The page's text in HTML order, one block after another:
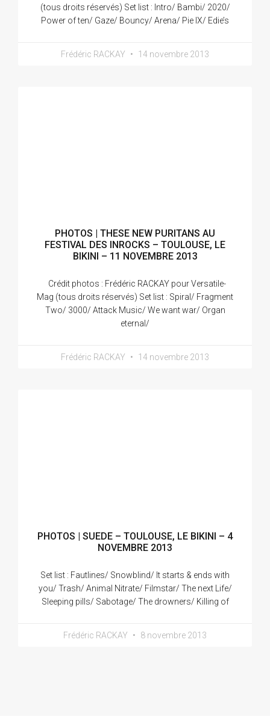
(tous droits réservés) Set list : Intro/ Bambi/ 2020/
Power of ten/ Gaze/ Bouncy/ Arena/ Pie IX/ Edie’s
Frédéric RACKAY 14 novembre 2013
PHOTOS | THESE NEW PURITANS AU
FESTIVAL DES INROCKS – TOULOUSE, LE
BIKINI – 11 NOVEMBRE 2013
Crédit photos : Frédéric RACKAY pour Versatile-
Mag (tous droits réservés) Set list : Spiral/ Fragment
Two/ 3000/ Attack Music/ We want war/ Organ
eternal/
Frédéric RACKAY 14 novembre 2013
PHOTOS | SUEDE – TOULOUSE, LE BIKINI – 4
NOVEMBRE 2013
Set list : Fautlines/ Snowblind/ It starts & ends with
you/ Trash/ Animal Nitrate/ Filmstar/ The next Life/
Sleeping pills/ Sabotage/ The drowners/ Killing of
Frédéric RACKAY 8 novembre 2013